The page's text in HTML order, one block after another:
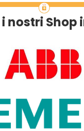
nostri Shop